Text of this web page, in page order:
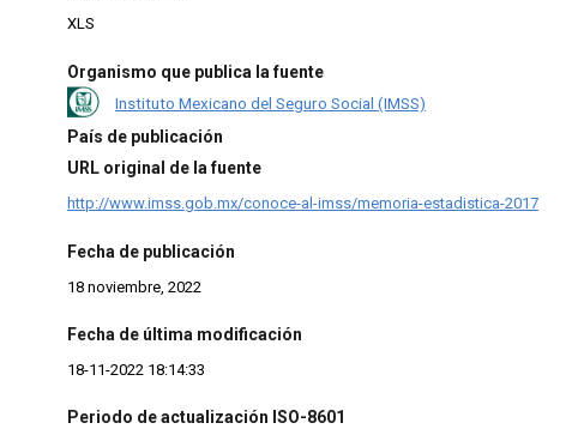
XLS
Organismo que publica la fuente
Instituto Mexicano del Seguro Social (IMSS)
País de publicación
URL original de la fuente
http://www.imss.gob.mx/conoce-al-imss/memoria-estadistica-2017
Fecha de publicación
18 noviembre, 2022
Fecha de última modificación
18-11-2022 18:14:33
Periodo de actualización ISO-8601